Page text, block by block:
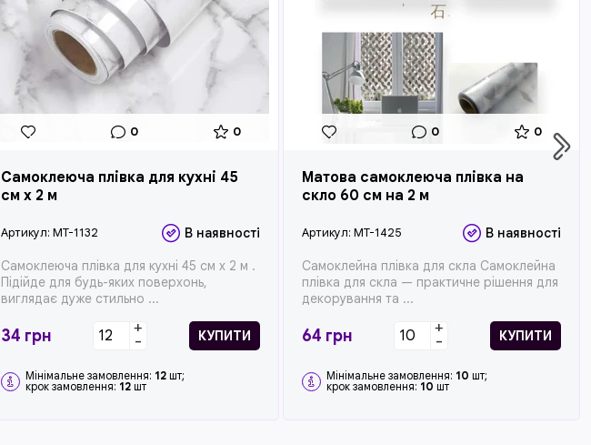
0 0
Самоклеюча плівка для кухні 45
см x 2 м
Артикул: MT-1132
В наявності
Самоклеюча плівка для кухні 45 см x 2 м .
Підійде для будь-яких поверхонь,
виглядає дуже стильно ...
34 грн +
- КУПИТИ
Мінімальне замовлення: 12 шт;
крок замовлення: 12 шт
0 0
Матова самоклеюча плівка на
скло 60 см на 2 м
Артикул: MT-1425
В наявності
Самоклейна плівка для скла Самоклейна
плівка для скла — практичне рішення для
декорування та ...
64 грн +
- КУПИТИ
Мінімальне замовлення: 10 шт;
крок замовлення: 10 шт